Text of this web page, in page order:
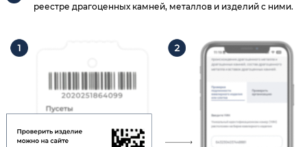
реестре драгоценных камней, металлов и изделий с ними.